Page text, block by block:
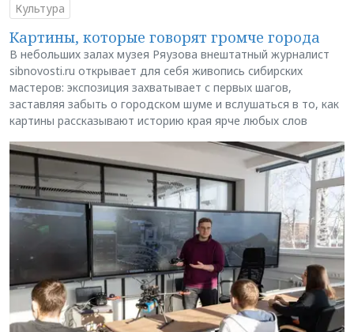
Культура
Картины, которые говорят громче города
В небольших залах музея Ряузова внештатный журналист
sibnovosti.ru открывает для себя живопись сибирских
мастеров: экспозиция захватывает с первых шагов,
заставляя забыть о городском шуме и вслушаться в то, как
картины рассказывают историю края ярче любых слов